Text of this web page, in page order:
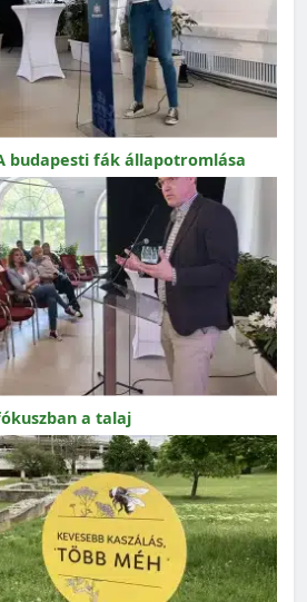
budapesti fák állapotromlása
a talaj